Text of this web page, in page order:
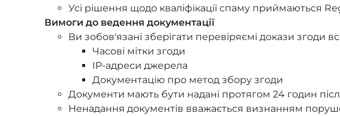
Усі рішення щодо кваліфікації спаму приймаються
Вимоги до ведення документації
Ви зобов'язані зберігати перевіряємі докази згоди
Часові мітки згоди
IP-адреси джерела
Документацію про метод збору згоди
Документи мають бути надані протягом 24 годин
Ненадання документів вважається визнанням